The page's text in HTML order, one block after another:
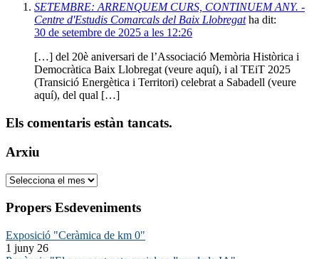
SETEMBRE: ARRENQUEM CURS, CONTINUEM ANY. -
Centre d'Estudis Comarcals del Baix Llobregat ha dit:
30 de setembre de 2025 a les 12:26
[…] del 20è aniversari de l’Associació Memòria Històrica i
Democràtica Baix Llobregat (veure aquí), i al TEiT 2025
(Transició Energètica i Territori) celebrat a Sabadell (veure
aquí), del qual […]
Els comentaris estàn tancats.
Arxiu
Arxiu
Propers Esdeveniments
Exposició "Ceràmica de km 0"
1 juny 26